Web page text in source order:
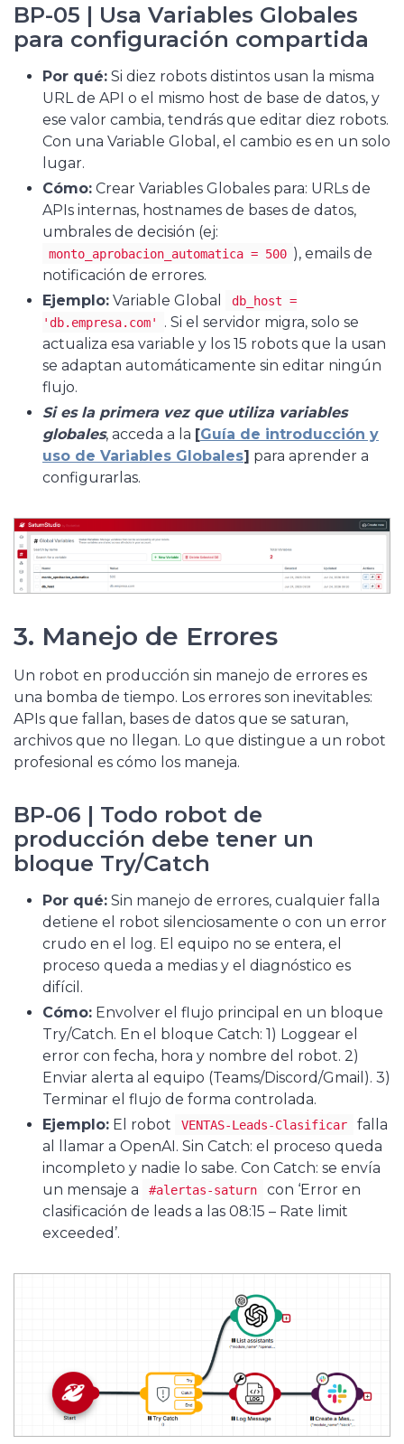
BP-05 | Usa Variables Globales
para configuración compartida
Por qué: Si diez robots distintos usan la misma
URL de API o el mismo host de base de datos, y
ese valor cambia, tendrás que editar diez robots.
Con una Variable Global, el cambio es en un solo
lugar.
Cómo: Crear Variables Globales para: URLs de
APIs internas, hostnames de bases de datos,
umbrales de decisión (ej:
monto_aprobacion_automatica = 500 ), emails de
notificación de errores.
Ejemplo: Variable Global
db_host =
'db.empresa.com'
. Si el servidor migra, solo se
actualiza esa variable y los 15 robots que la usan
se adaptan automáticamente sin editar ningún
flujo.
Si es la primera vez que utiliza variables
globales, acceda a la [Guía de introducción y
uso de Variables Globales] para aprender a
configurarlas.
3. Manejo de Errores
Un robot en producción sin manejo de errores es
una bomba de tiempo. Los errores son inevitables:
APIs que fallan, bases de datos que se saturan,
archivos que no llegan. Lo que distingue a un robot
profesional es cómo los maneja.
BP-06 | Todo robot de
producción debe tener un
bloque Try/Catch
Por qué: Sin manejo de errores, cualquier falla
detiene el robot silenciosamente o con un error
crudo en el log. El equipo no se entera, el
proceso queda a medias y el diagnóstico es
difícil.
Cómo: Envolver el flujo principal en un bloque
Try/Catch. En el bloque Catch: 1) Loggear el
error con fecha, hora y nombre del robot. 2)
Enviar alerta al equipo (Teams/Discord/Gmail). 3)
Terminar el flujo de forma controlada.
Ejemplo: El robot VENTAS-Leads-Clasificar
falla
al llamar a OpenAI. Sin Catch: el proceso queda
incompleto y nadie lo sabe. Con Catch: se envía
un mensaje a
#alertas-saturn
con ‘Error en
clasificación de leads a las 08:15 – Rate limit
exceeded’.